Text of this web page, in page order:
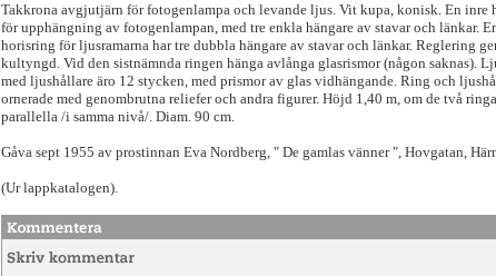
Takkrona avgjutjärn för fotogenlampa och levande ljus. Vit kupa, konisk. En inre
för upphängning av fotogenlampan, med tre enkla hängare av stavar och länkar.
horisring för ljusramarna har tre dubbla hängare av stavar och länkar. Reglering
kultyngd. Vid den sistnämnda ringen hänga avlånga glasrismor (någon saknas).
med ljushållare äro 12 stycken, med prismor av glas vidhängande. Ring och
ornerade med genombrutna reliefer och andra figurer. Höjd 1,40 m, om de två
parallella /i samma nivå/. Diam. 90 cm.
Gåva sept 1955 av prostinnan Eva Nordberg, " De gamlas vänner ", Hovgatan,
(Ur lappkatalogen).